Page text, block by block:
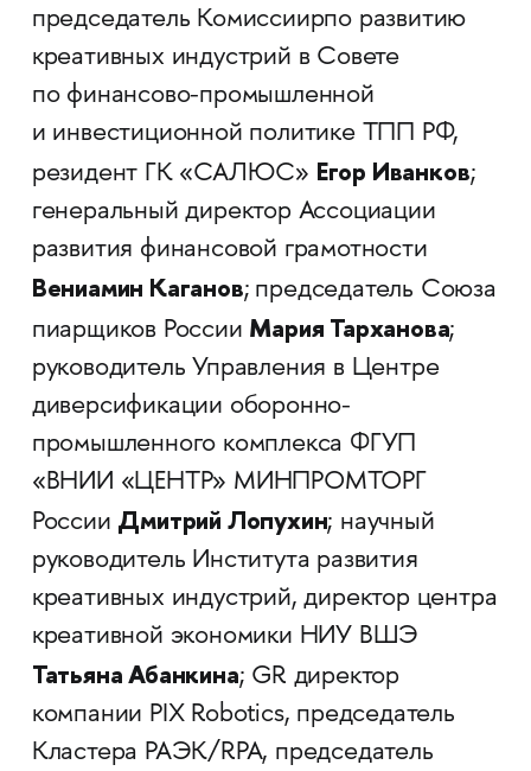
председатель Комиссиирпо развитию
креативных индустрий в Совете
по финансово-промышленной
и инвестиционной политике ТПП РФ,
резидент ГК «САЛЮС» Егор Иванков;
генеральный директор Ассоциации
развития финансовой грамотности
Вениамин Каганов; председатель Союза
пиарщиков России Мария Тарханова;
руководитель Управления в Центре
диверсификации оборонно-
промышленного комплекса ФГУП
«ВНИИ «ЦЕНТР» МИНПРОМТОРГ
России Дмитрий Лопухин; научный
руководитель Института развития
креативных индустрий, директор центра
креативной экономики НИУ ВШЭ
Татьяна Абанкина; GR директор
компании PIX Robotics, председатель
Кластера РАЭК/RPA, председатель